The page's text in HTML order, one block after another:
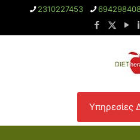
2310227453
Υπηρεσίες